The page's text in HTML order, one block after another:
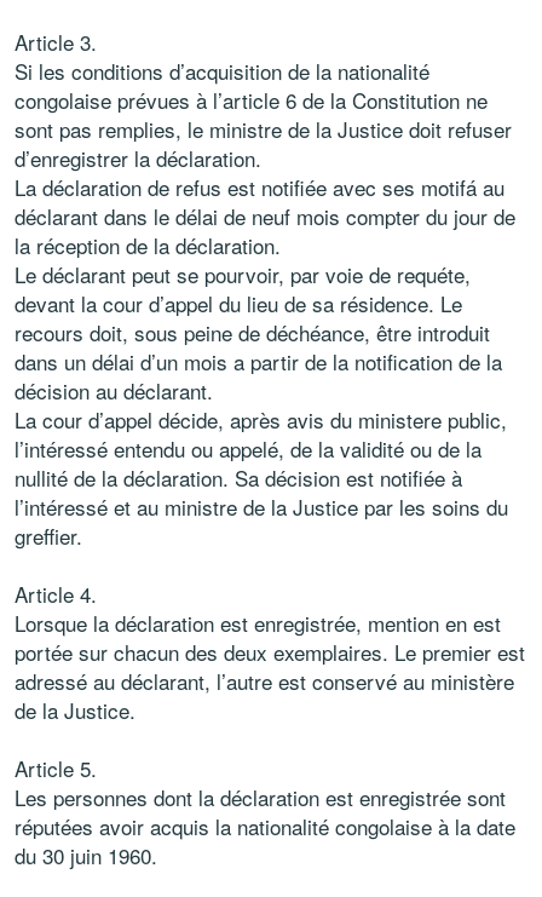
Article 3.
Si les conditions d’acquisition de la nationalité
congolaise prévues à l’article 6 de la Constitution ne
sont pas remplies, le ministre de la Justice doit refuser
d’enregistrer la déclaration.
La déclaration de refus est notifiée avec ses motifá au
déclarant dans le délai de neuf mois compter du jour de
la réception de la déclaration.
Le déclarant peut se pourvoir, par voie de requéte,
devant la cour d’appel du lieu de sa résidence. Le
recours doit, sous peine de déchéance, être introduit
dans un délai d’un mois a partir de la notification de la
décision au déclarant.
La cour d’appel décide, après avis du ministere public,
l’intéressé entendu ou appelé, de la validité ou de la
nullité de la déclaration. Sa décision est notifiée à
l’intéressé et au ministre de la Justice par les soins du
greffier.
Article 4.
Lorsque la déclaration est enregistrée, mention en est
portée sur chacun des deux exemplaires. Le premier est
adressé au déclarant, l’autre est conservé au ministère
de la Justice.
Article 5.
Les personnes dont la déclaration est enregistrée sont
réputées avoir acquis la nationalité congolaise à la date
du 30 juin 1960.